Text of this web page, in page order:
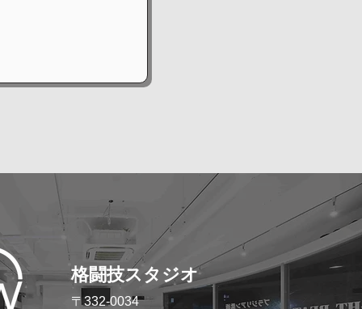
格闘技スタジオ
​〒332-0034